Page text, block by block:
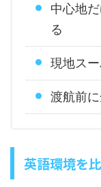
中心地
る
現地ス
渡航前
英語環境を